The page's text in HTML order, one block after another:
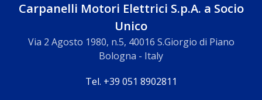
Carpanelli Motori Elettrici S.p.A. a Socio
Unico
Via 2 Agosto 1980, n.5, 40016 S.Giorgio di Piano
Bologna - Italy
Tel. +39 051 8902811